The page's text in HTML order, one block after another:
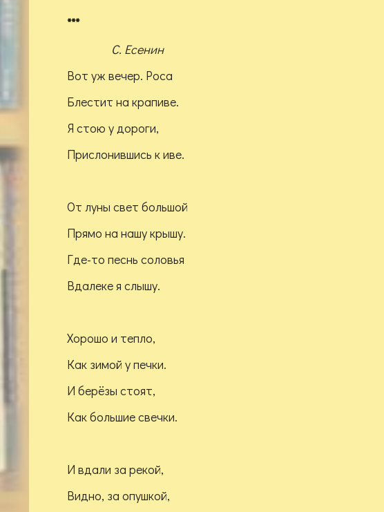
***
С. Есенин
Вот уж вечер. Роса
Блестит на крапиве.
Я стою у дороги,
Прислонившись к иве.
От луны свет большой
Прямо на нашу крышу.
Где-то песнь соловья
Вдалеке я слышу.
Хорошо и тепло,
Как зимой у печки.
И берёзы стоят,
Как большие свечки.
И вдали за рекой,
Видно, за опушкой,